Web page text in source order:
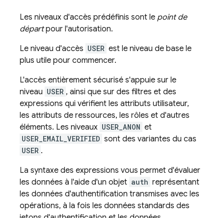
Les niveaux d'accès prédéfinis sont le point de
départpour l'autorisation.
Le niveau d'accès USER est le niveau de base le
plus utile pour commencer.
L'accès entièrement sécurisé s'appuie sur le
niveau USER , ainsi que sur des filtres et des
expressions qui vérifient les attributs utilisateur,
les attributs de ressources, les rôles et d'autres
éléments. Les niveaux USER_ANON et
USER_EMAIL_VERIFIED sont des variantes du cas
USER .
La syntaxe des expressions vous permet d'évaluer
les données à l'aide d'un objet auth représentant
les données d'authentification transmises avec les
opérations, à la fois les données standards des